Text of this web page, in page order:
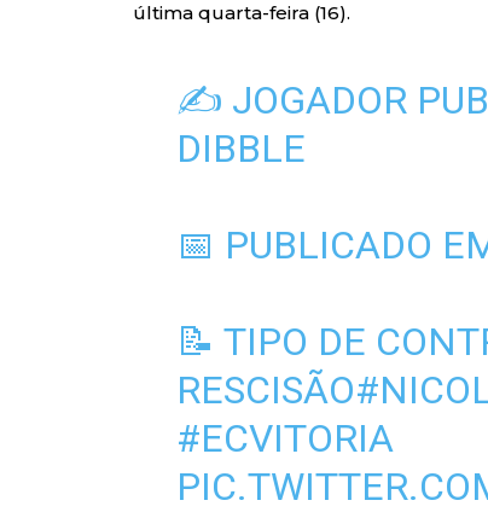
última quarta-feira (16).
✍️ JOGADOR
DIBBLE
📅 PUBLICADO
📝 TIPO DE
RESCISÃO
#ECVITORIA